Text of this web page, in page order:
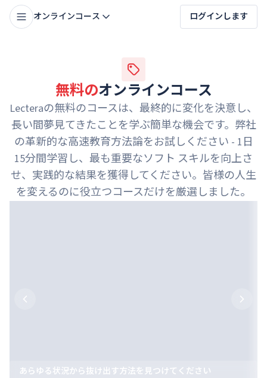
オンラインコース ログインします
無料のオンラインコース
Lecteraの無料のコースは、最終的に変化を決意し、
長い間夢見てきたことを学ぶ簡単な機会です。弊社
の革新的な高速教育方法論をお試しください - 1日
15分間学習し、最も重要なソフト スキルを向上さ
せ、実践的な結果を獲得してください。皆様の人生
を変えるのに役立つコースだけを厳選しました。
あらゆる状況から抜け出す方法を見つけてください